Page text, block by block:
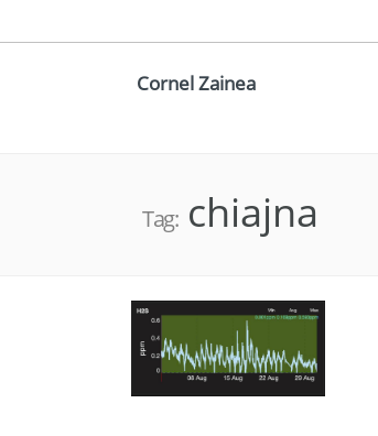
Cornel Zainea
Tag:chiajna